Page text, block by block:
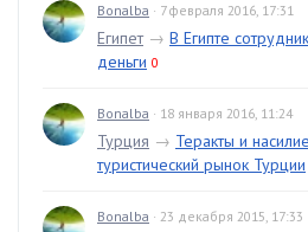
Bonalba · 7 февраля 2016, 17:31
Египет→ В Египте
деньги 0
Bonalba · 18 января 2016, 11:24
Турция → Теракты и
туристический рынок Турции
Bonalba · 23 декабря 2015, 17:33